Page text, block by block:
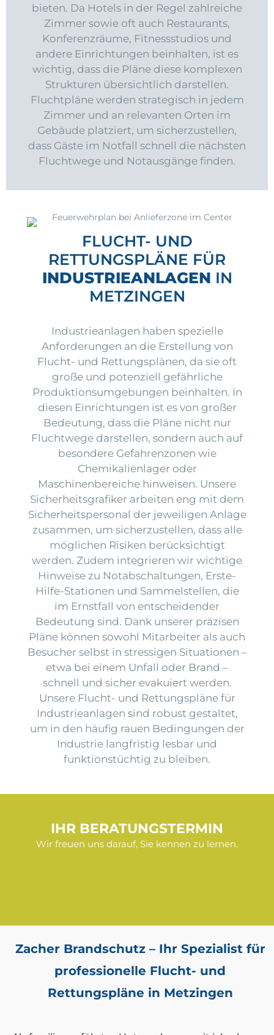
bieten. Da Hotels in der Regel zahlreiche
Zimmer sowie oft auch Restaurants,
Konferenzräume, Fitnessstudios und
andere Einrichtungen beinhalten, ist es
wichtig, dass die Pläne diese komplexen
Strukturen übersichtlich darstellen.
Fluchtpläne werden strategisch in jedem
Zimmer und an relevanten Orten im
Gebäude platziert, um sicherzustellen,
dass Gäste im Notfall schnell die nächsten
Fluchtwege und Notausgänge finden.
FLUCHT- UND
RETTUNGSPLÄNE FÜR
INDUSTRIEANLAGEN IN
METZINGEN
Industrieanlagen haben spezielle
Anforderungen an die Erstellung von
Flucht- und Rettungsplänen, da sie oft
große und potenziell gefährliche
Produktionsumgebungen beinhalten. In
diesen Einrichtungen ist es von großer
Bedeutung, dass die Pläne nicht nur
Fluchtwege darstellen, sondern auch auf
besondere Gefahrenzonen wie
Chemikalienlager oder
Maschinenbereiche hinweisen. Unsere
Sicherheitsgrafiker arbeiten eng mit dem
Sicherheitspersonal der jeweiligen Anlage
zusammen, um sicherzustellen, dass alle
möglichen Risiken berücksichtigt
werden. Zudem integrieren wir wichtige
Hinweise zu Notabschaltungen, Erste-
Hilfe-Stationen und Sammelstellen, die
im Ernstfall von entscheidender
Bedeutung sind. Dank unserer präzisen
Pläne können sowohl Mitarbeiter als auch
Besucher selbst in stressigen Situationen –
etwa bei einem Unfall oder Brand –
schnell und sicher evakuiert werden.
Unsere Flucht- und Rettungspläne für
Industrieanlagen sind robust gestaltet,
um in den häufig rauen Bedingungen der
Industrie langfristig lesbar und
funktionstüchtig zu bleiben.
IHR BERATUNGSTERMIN
Wir freuen uns darauf, Sie kennen zu lernen.
Zacher Brandschutz – Ihr Spezialist für
professionelle Flucht- und
Rettungspläne in Metzingen